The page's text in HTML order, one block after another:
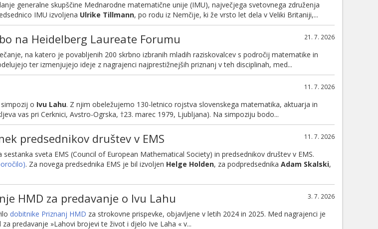
generalne skupščine Mednarodne matematične unije (IMU), največjega svetovnega združenja
IMU izvoljena Ulrike Tillmann, po rodu iz Nemčije, ki že vrsto let dela v Veliki Britaniji,...
21. 7. 2026
na Heidelberg Laureate Forumu
na katero je povabljenih 200 skrbno izbranih mladih raziskovalcev s področij matematike in
ter izmenjujejo ideje z nagrajenci najprestižnejših priznanj v teh disciplinah, med...
11. 7. 2026
o Ivu Lahu. Z njim obeležujemo 130-letnico rojstva slovenskega matematika, aktuarja in
vas pri Cerknici, Avstro-Ogrska, †23. marec 1979, Ljubljana). Na simpoziju bodo...
11. 7. 2026
predsednikov društev v EMS
sveta EMS (Council of European Mathematical Society) in predsednikov društev v EMS.
. Za novega predsednika EMS je bil izvoljen Helge Holden, za podpredsednika Adam Skalski,
3. 7. 2026
HMD za predavanje o Ivu Lahu
dobitnike Priznanj HMD za strokovne prispevke, objavljene v letih 2024 in 2025. Med nagrajenci je
predavanje »Lahovi brojevi te život i djelo Ive Laha « v...